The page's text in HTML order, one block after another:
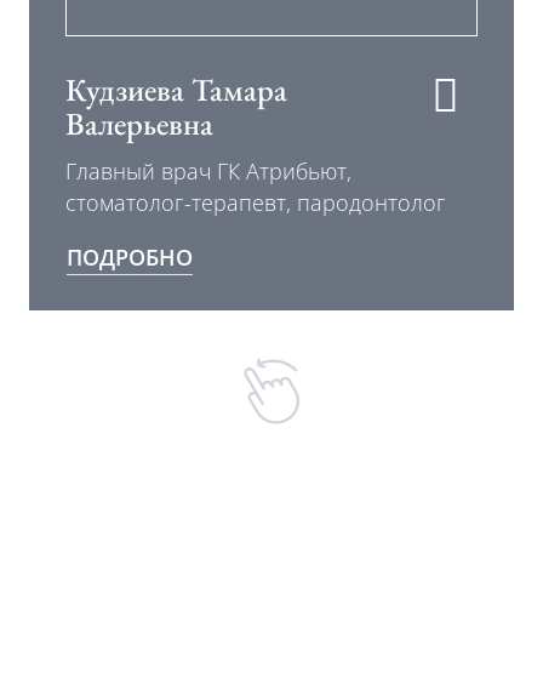
Кудзиева Тамара
Валерьевна
Главный врач ГК Атрибьют,
стоматолог-терапевт, пародонтолог
ПОДРОБНО